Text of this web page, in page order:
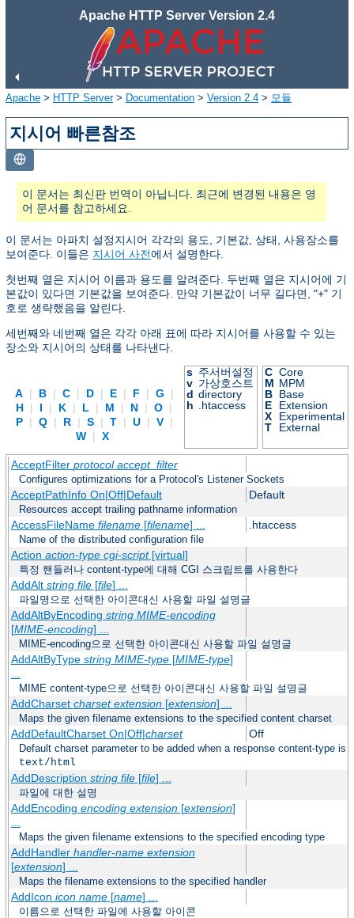
Apache HTTP Server Version 2.4
Apache > HTTP Server> Documentation > Version 2.4 > 모듈
지시어 빠른참조
이 문서는 최신판 번역이 아닙니다. 최근에 변경된 내용은 영
어 문서를 참고하세요.
이 문서는 아파치 설정지시어 각각의 용도, 기본값, 상태, 사용장소를
보여준다. 이들은 지시어 사전에서 설명한다.
첫번째 열은 지시어 이름과 용도를 알려준다. 두번째 열은 지시어에 기
본값이 있다면 기본값을 보여준다. 만약 기본값이 너무 길다면, "+" 기
호로 생략했음을 알린다.
세번째와 네번째 열은 각각 아래 표에 따라 지시어를 사용할 수 있는
장소와 지시어의 상태를 나타낸다.
A | B | C | D | E | F | G
|
H | I | K | L | M | N | O |
P | Q | R | S | T | U | V |
W | X
s 주서버설정
v 가상호스트
d directory
h
.htaccess
C Core
M MPM
B Base
E
Extension
X
Experimental
T
External
AcceptFilter protocol accept_filter
Configures optimizations for a Protocol's Listener Sockets
AcceptPathInfo On|Off|Default Default
Resources accept trailing pathname information
AccessFileName filename[filename] ... .htaccess
Name of the distributed configuration file
Action action-type cgi-script[virtual]
특정 핸들러나 content-type에 대해 CGI 스크립트를 사용한다
AddAlt string file[file] ...
파일명으로 선택한 아이콘대신 사용할 파일 설명글
AddAltByEncoding string MIME-encoding
[MIME-encoding] ...
MIME-encoding으로 선택한 아이콘대신 사용할 파일 설명글
AddAltByType string MIME-type[MIME-type]
MIME content-type으로 선택한 아이콘대신 사용할 파일 설명글
AddCharset charset extension[extension] ...
Maps the given filename extensions to the specified content charset
AddDefaultCharset On|Off|charset Off
Default charset parameter to be added when a response content-type is
text/html
AddDescription string file[file] ...
파일에 대한 설명
AddEncoding encoding extension[extension]
Maps the given filename extensions to the specified encoding type
AddHandler handler-name extension
[extension] ...
Maps the filename extensions to the specified handler
AddIcon icon name[name] ...
이름으로 선택한 파일에 사용할 아이콘